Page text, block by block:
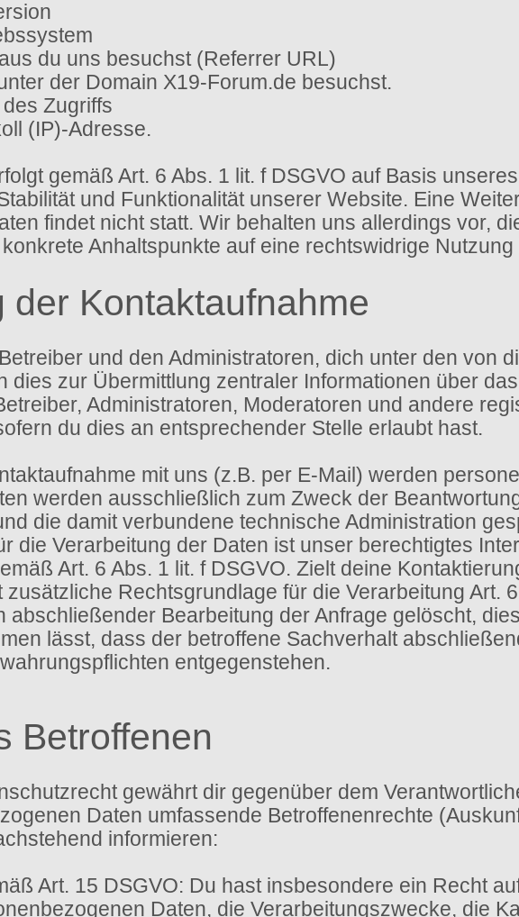
du uns besuchst (Referrer URL)
der Domain X19-Forum.de besuchst.
Zugriffs
(IP)-Adresse.
gemäß Art. 6 Abs. 1 lit. f DSGVO auf Basis
und Funktionalität unserer Website. Eine
findet nicht statt. Wir behalten uns allerdings vor,
Anhaltspunkte auf eine rechtswidrige
der Kontaktaufnahme
und den Administratoren, dich unter den von
dies zur Übermittlung zentraler Informationen über
Administratoren, Moderatoren und andere
du dies an entsprechender Stelle erlaubt hast.
mit uns (z.B. per E-Mail) werden
werden ausschließlich zum Zweck der
die damit verbundene technische Administration
die Verarbeitung der Daten ist unser berechtigtes
Art. 6 Abs. 1 lit. f DSGVO. Zielt deine
Rechtsgrundlage für die Verarbeitung Art.
abschließender Bearbeitung der Anfrage gelöscht,
lässt, dass der betroffene Sachverhalt
entgegenstehen.
Betroffenen
gewährt dir gegenüber dem
Daten umfassende Betroffenenrechte
informieren:
Art. 15 DSGVO: Du hast insbesondere ein Recht
Daten, die Verarbeitungszwecke, die